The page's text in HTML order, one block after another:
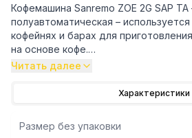
Кофемашина Sanremo ZOE 2G SAP
полуавтоматическая –
кофейнях и барах для
на основе кофе.
Машина оснащена 2 паровыми
Имеет датчик давления воды –
Высота группы 140 мм.
Читать далее
Характеристики
Размер без упаковки